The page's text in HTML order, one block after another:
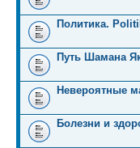
Политика.
Путь Шамана
Невероятные
Болезни и